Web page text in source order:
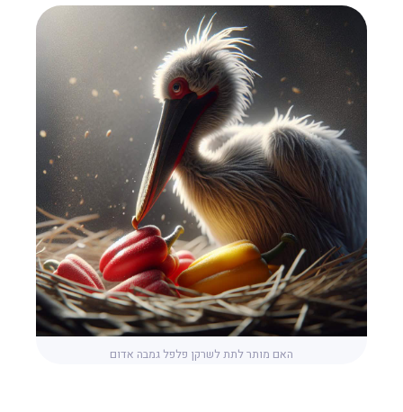
האם מותר לתת לשרקן פלפל גמבה אדום